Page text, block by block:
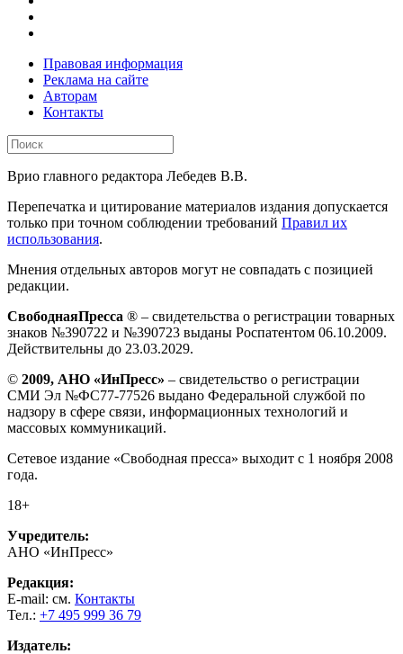
Правовая информация
Реклама на сайте
Авторам
Контакты
Врио главного редактора Лебедев В.В.
Перепечатка и цитирование материалов издания допускается
только при точном соблюдении требований Правил их
использования.
Мнения отдельных авторов могут не совпадать с позицией
редакции.
СвободнаяПресса ® – свидетельства о регистрации товарных
знаков №390722 и №390723 выданы Роспатентом 06.10.2009.
Действительны до 23.03.2029.
© 2009, АНО «ИнПресс» – свидетельство о регистрации
СМИ Эл №ФС77-77526 выдано Федеральной службой по
надзору в сфере связи, информационных технологий и
массовых коммуникаций.
Сетевое издание «Свободная пресса» выходит с 1 ноября 2008
года.
18+
Учредитель:
АНО «ИнПресс»
Редакция:
E-mail: см. Контакты
Тел.: +7 495 999 36 79
Издатель: